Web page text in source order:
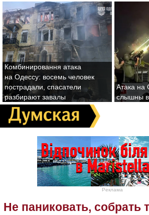
Комбинировання атака
на Одессу: восемь человек
пострадали, спасатели
разбирают завалы
Атака на
слышны
Реклама
Не паниковать, собрать